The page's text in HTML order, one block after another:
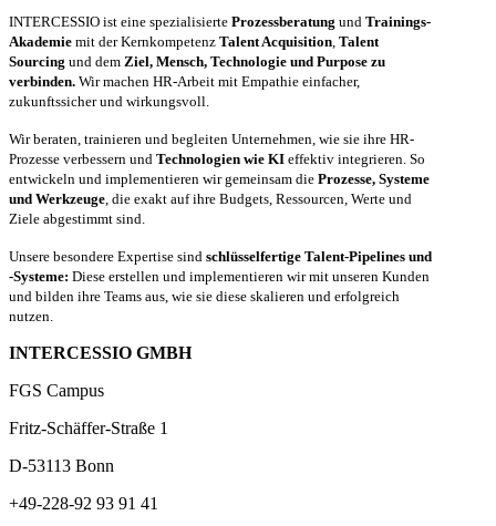
INTERCESSIO ist eine spezialisierte Prozessberatung und Trainings-
Akademie mit der Kernkompetenz Talent Acquisition, Talent
Sourcing und dem Ziel, Mensch, Technologie und Purpose zu
verbinden. Wir machen HR-Arbeit mit Empathie einfacher,
zukunftssicher und wirkungsvoll.
Wir beraten, trainieren und begleiten Unternehmen, wie sie ihre HR-
Prozesse verbessern und Technologien wie KI effektiv integrieren. So
entwickeln und implementieren wir gemeinsam die Prozesse, Systeme
und Werkzeuge, die exakt auf ihre Budgets, Ressourcen, Werte und
Ziele abgestimmt sind.
Unsere besondere Expertise sind schlüsselfertige Talent-Pipelines und
-Systeme: Diese erstellen und implementieren wir mit unseren Kunden
und bilden ihre Teams aus, wie sie diese skalieren und erfolgreich
nutzen.
INTERCESSIO GMBH
FGS Campus
Fritz-Schäffer-Straße 1
D-53113 Bonn
+49-228-92 93 91 41